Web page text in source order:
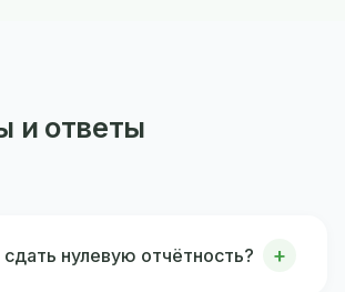
и ответы
нулевую отчётность?